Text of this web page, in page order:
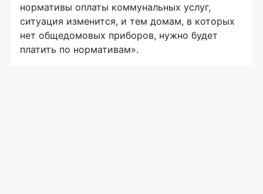
нормативы оплаты коммунальных услуг,
ситуация изменится, и тем домам, в которых
нет общедомовых приборов, нужно будет
платить по нормативам».